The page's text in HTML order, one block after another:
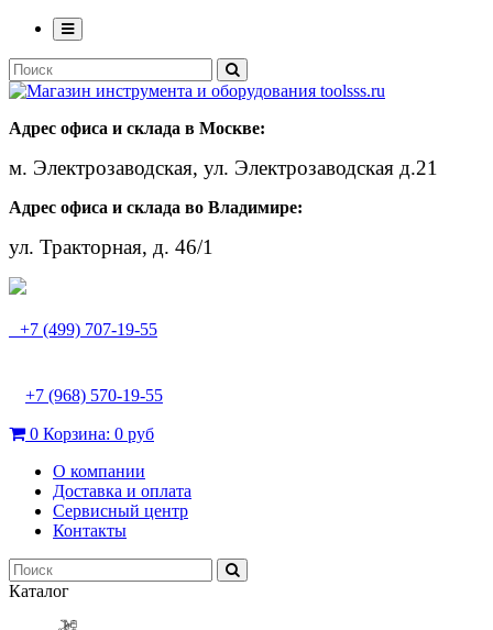
Адрес офиса и склада в Москве:
м. Электрозаводская, ул. Электрозаводская д.21
Адрес офиса и склада во Владимире:
ул. Тракторная, д. 46/1
+7 (499) 707-19-55
+7 (968) 570-19-55
0 Корзина: 0 руб
О компании
Доставка и оплата
Сервисный центр
Контакты
Каталог